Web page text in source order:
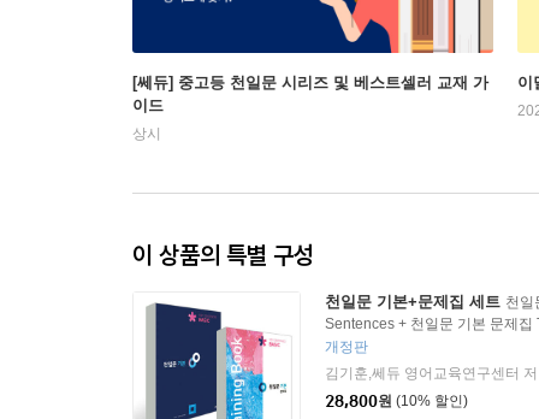
[쎄듀] 중고등 천일문 시리즈 및 베스트셀러 교재 가
이드
상시
이
이 상품의 특별 구성
천일문 기본+문제집 세트 천일
Sentences + 천일문 기본 문제집
개정판
김기훈,쎄듀 영어교육연구센터 저
28,800원 (10% 할인)